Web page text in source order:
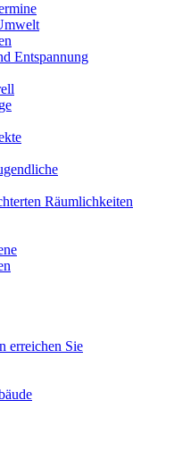
Entspannung
Räumlichkeiten
erreichen Sie